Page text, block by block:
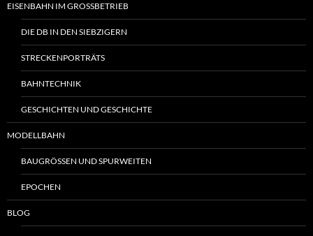
EISENBAHN IM GROSSBETRIEB
DIE DB IN DEN SIEBZIGERN
STRECKENPORTRÄTS
BAHNTECHNIK
GESCHICHTEN UND GESCHICHTE
MODELLBAHN
BAUGRÖSSEN UND SPURWEITEN
EPOCHEN
BLOG